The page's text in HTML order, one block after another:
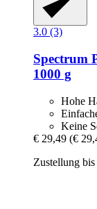
3.0 (3)
Spectrum
1000 g
Hohe
Keine
€ 29,49 (€
Zustellung